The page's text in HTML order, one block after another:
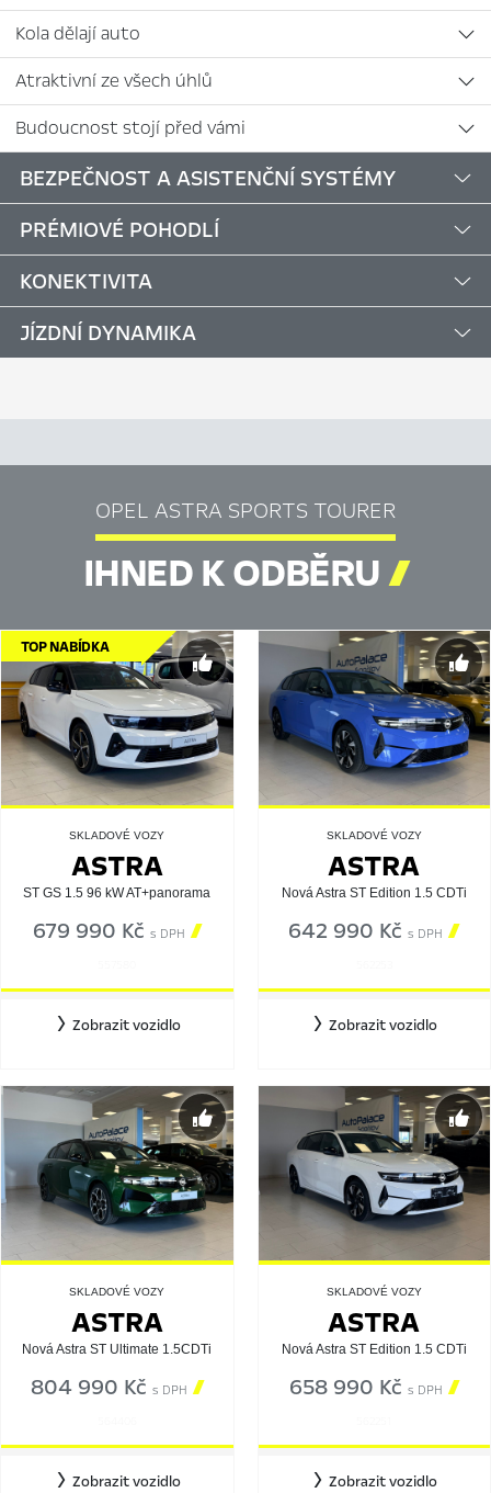
Kola dělají auto
Atraktivní ze všech úhlů
Budoucnost stojí před vámi
BEZPEČNOST A ASISTENČNÍ SYSTÉMY
PRÉMIOVÉ POHODLÍ
KONEKTIVITA
JÍZDNÍ DYNAMIKA
OPEL ASTRA SPORTS TOURER
IHNED K ODBĚRU
TOP NABÍDKA
SKLADOVÉ VOZY
ASTRA
ST GS 1.5 96 kW AT+panorama
679 990 Kč s DPH 
Zobrazit vozidlo
SKLADOVÉ VOZY
ASTRA
Nová Astra ST Edition 1.5 CDTi
642 990 Kčs DPH 
Zobrazit vozidlo
SKLADOVÉ VOZY
ASTRA
Nová Astra ST Ultimate 1.5CDTi
804 990 Kč s DPH 
Zobrazit vozidlo
SKLADOVÉ VOZY
ASTRA
Nová Astra ST Edition 1.5 CDTi
658 990 Kč s DPH 
Zobrazit vozidlo